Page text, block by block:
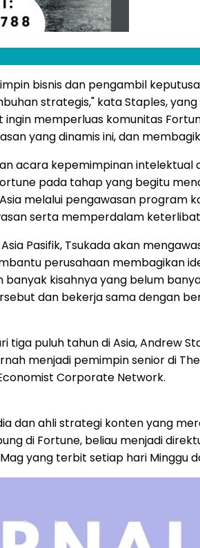
bisnis dan pengambil
strategis," kata Staples,
ingin memperluas komunitas
yang dinamis ini, dan
acara kepemimpinan intelektual
pada tahap yang begitu
melalui pengawasan
serta memperdalam
Pasifik, Tsukada akan
perusahaan membagikan
kisahnya yang belum
dan bekerja sama dengan
tiga puluh tahun di Asia, Andrew
menjadi pemimpin senior di
Corporate Network.
dan ahli strategi konten yang
di Fortune, beliau menjadi
yang terbit setiap hari Minggu